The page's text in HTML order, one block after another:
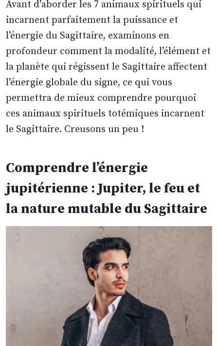
Avant d’aborder les 7 animaux spirituels qui
incarnent parfaitement la puissance et
l’énergie du Sagittaire, examinons en
profondeur comment la modalité, l’élément et
la planète qui régissent le Sagittaire affectent
l’énergie globale du signe, ce qui vous
permettra de mieux comprendre pourquoi
ces animaux spirituels totémiques incarnent
le Sagittaire. Creusons un peu !
Comprendre l’énergie
jupitérienne : Jupiter, le feu et
la nature mutable du Sagittaire